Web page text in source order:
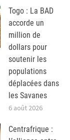
Togo : La BAD
accorde un
million de
dollars pour
soutenir les
populations
déplacées dans
les Savanes
6 août 2026
Centrafrique :